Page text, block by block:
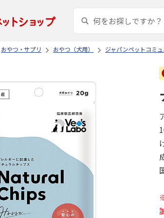
おやつ・サプリ おやつ（犬用） ジャパンペットコミ